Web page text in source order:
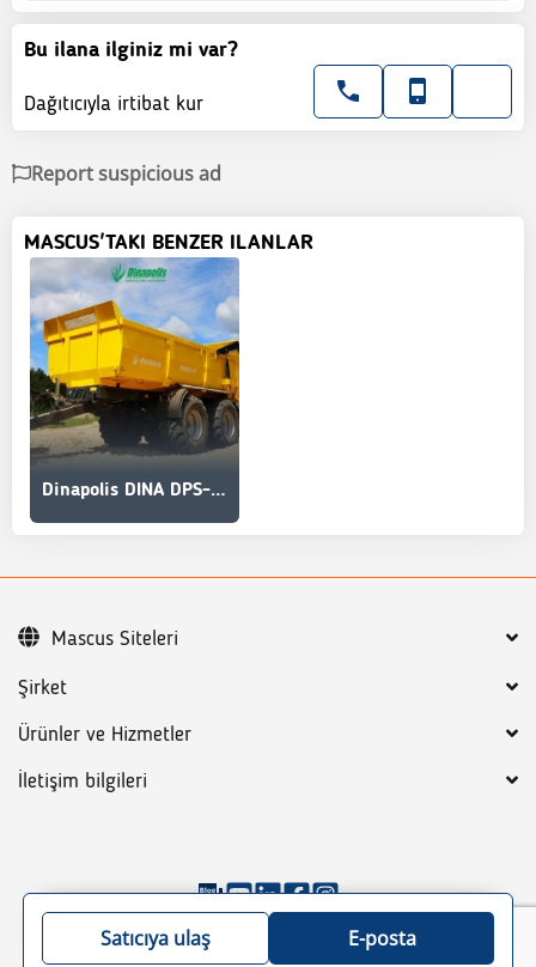
Bu ilana ilginiz mi var?
Dağıtıcıyla irtibat kur
Report suspicious ad
MASCUS'TAKI BENZER ILANLAR
Dinapolis DINA DPS-18
Şirket
Ürünler ve Hizmetler
İletişim bilgileri
2026 Mascus Genel koşullar
Gizlilik Politikası
Mascus Siteleri
Satıcıya ulaş E-posta